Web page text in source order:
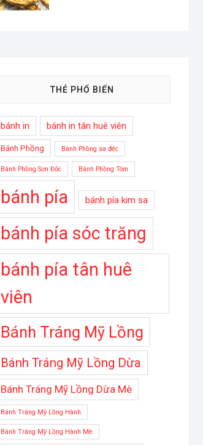
THẺ PHỔ BIẾN
bánh in bánh in tân huê viên
Bánh Phồng Bánh Phồng sa đéc
Bánh Phồng Sơn Đốc Bánh Phồng Tôm
bánh pía bánh pía kim sa
bánh pía sóc trăng
bánh pía tân huê
viên
Bánh Tráng Mỹ Lồng
Bánh Tráng Mỹ Lồng Dừa
Bánh Tráng Mỹ Lồng Dừa Mè
Bánh Tráng Mỹ Lồng Hành
Bánh Tráng Mỹ Lồng Hành Mè